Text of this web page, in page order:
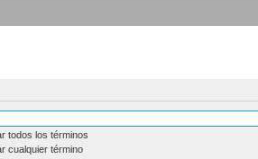
todos los términos
cualquier término